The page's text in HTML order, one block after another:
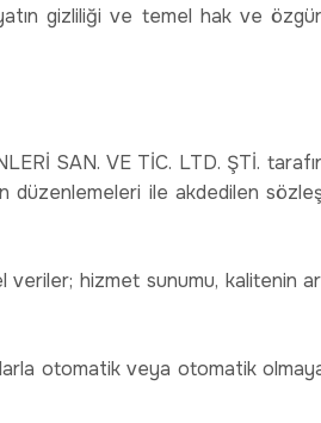
gizliliği ve temel hak ve
SAN. VE TİC. LTD. ŞTİ.
düzenlemeleri ile akdedilen
hizmet sunumu, kalitenin
otomatik veya otomatik